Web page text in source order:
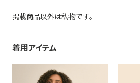
掲載商品以外は私物です。
着用アイテム